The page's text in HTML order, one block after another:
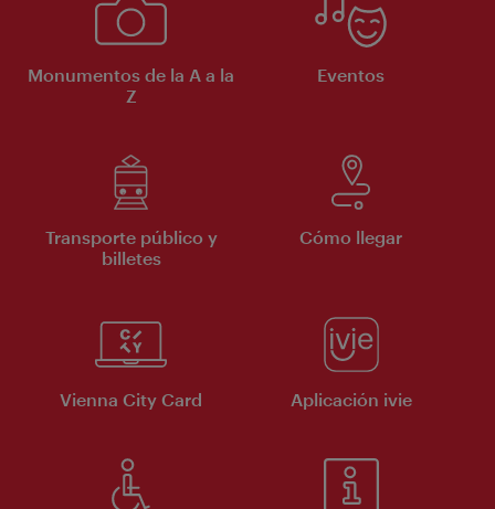
Monumentos de la A a la
Z
Eventos
Transporte público y
billetes
Cómo llegar
Vienna City Card Aplicación ivie